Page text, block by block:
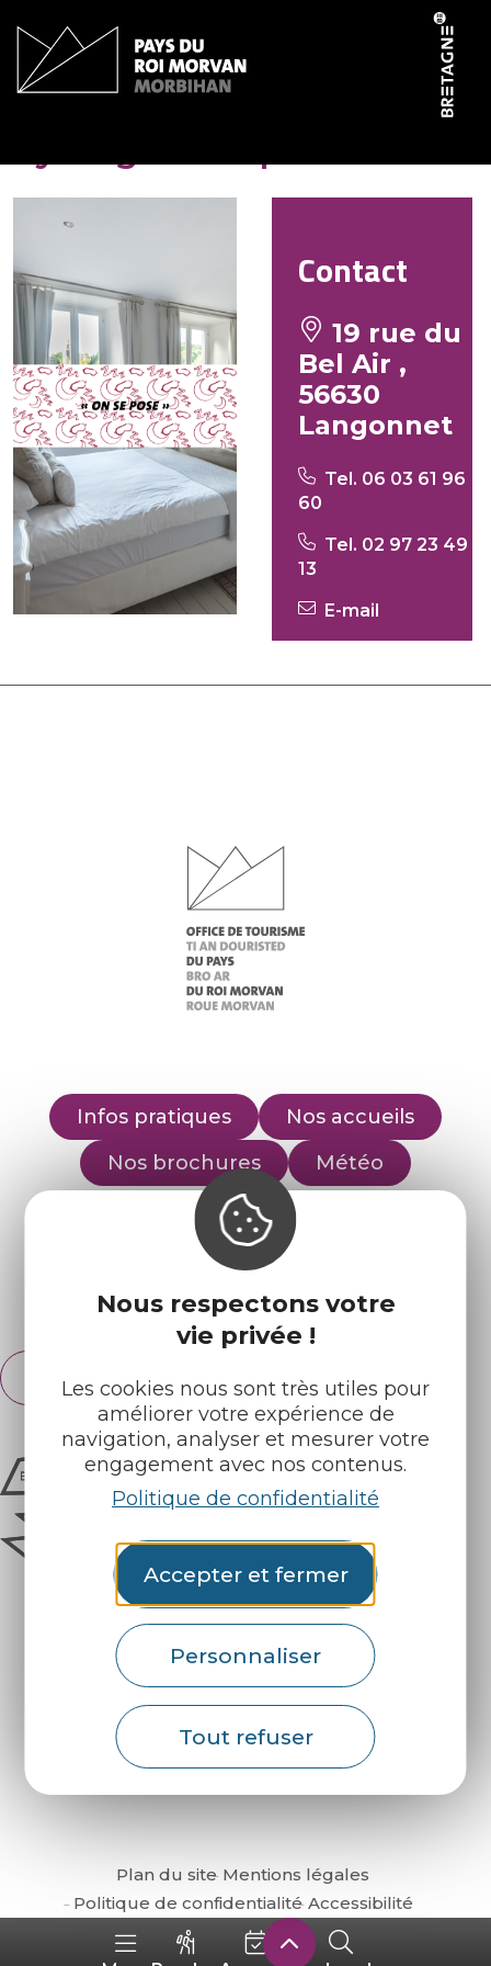
Nous respectons votre
vie privée !
Les cookies nous sont très utiles pour
améliorer votre expérience de
navigation, analyser et mesurer votre
engagement avec nos contenus.
Politique de confidentialité
Accepter et fermer
Personnaliser
Tout refuser
Contact
19 rue du
Bel Air ,
56630
Langonnet
Tel. 06 03 61 96
60
Tel. 02 97 23 49
13
E-mail
Infos pratiques
Nos accueils
Nos brochures
Météo
Retrouvez-nous sur :
Espace pro Partenaires
Français
English
Plan du site Mentions légales
Politique de confidentialité Accessibilité